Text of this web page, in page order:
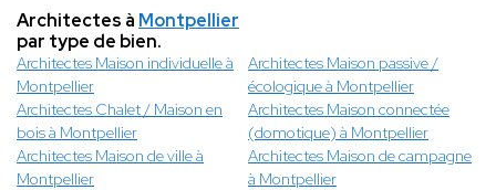
Architectes à Montpellier
par type de bien.
Architectes Maison individuelle à
Montpellier
Architectes Maison passive /
écologique à Montpellier
Architectes Chalet / Maison en
bois à Montpellier
Architectes Maison connectée
(domotique) à Montpellier
Architectes Maison de ville à
Montpellier
Architectes Maison de campagne
à Montpellier